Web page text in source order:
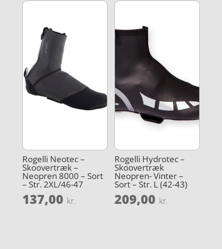
Rogelli Neotec –
Skoovertræk –
Neopren 8000 – Sort
– Str. 2XL/46-47
137,00 kr.
Rogelli Hydrotec –
Skoovertræk
Neopren- Vinter –
Sort – Str. L (42-43)
209,00 kr.